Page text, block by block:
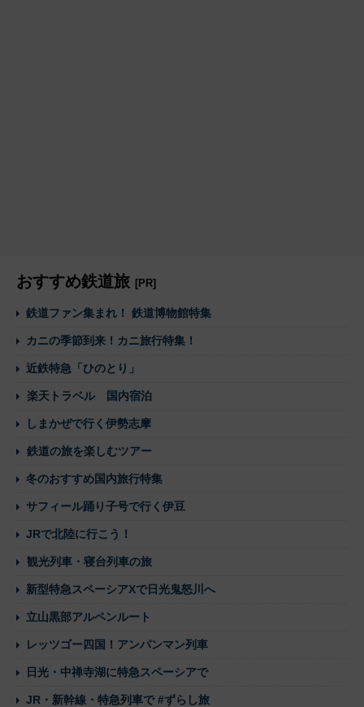
おすすめ鉄道旅 [PR]
鉄道ファン集まれ！ 鉄道博物館特集
カニの季節到来！カニ旅行特集！
近鉄特急「ひのとり」
楽天トラベル 国内宿泊
しまかぜで行く伊勢志摩
鉄道の旅を楽しむツアー
冬のおすすめ国内旅行特集
サフィール踊り子号で行く伊豆
JRで北陸に行こう！
観光列車・寝台列車の旅
新型特急スペーシアXで日光鬼怒川へ
立山黒部アルペンルート
レッツゴー四国！アンパンマン列車
日光・中禅寺湖に特急スペーシアで
JR・新幹線・特急列車で #ずらし旅